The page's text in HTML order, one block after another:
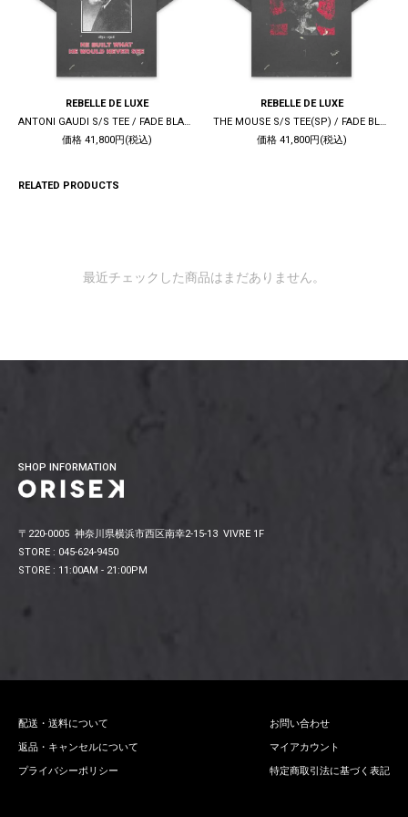
REBELLE DE LUXE
ANTONI GAUDI S/S TEE / FADE BLACK
価格 41,800円(税込)
REBELLE DE LUXE
THE MOUSE S/S TEE(SP) / FADE BLACK
価格 41,800円(税込)
RELATED PRODUCTS
最近チェックした商品はまだありません。
SHOP INFORMATION
〒220-0005 神奈川県横浜市西区南幸2-15-13 VIVRE 1F
STORE : 045-624-9450
STORE : 11:00AM - 21:00PM
配送・送料について
返品・キャンセルについて
プライバシーポリシー
お問い合わせ
マイアカウント
特定商取引法に基づく表記